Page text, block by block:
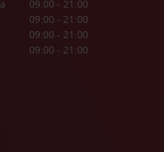
09:00 - 21:00
09:00 - 21:00
09:00 - 21:00
09:00 - 21:00